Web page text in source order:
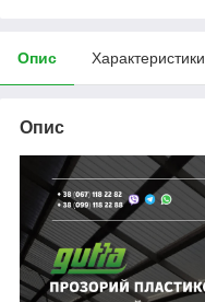
Опис Характеристики
Опис